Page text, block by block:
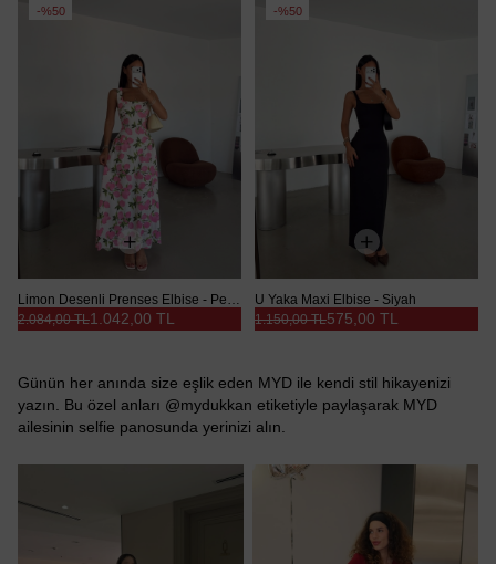
%50
Limon Desenli Prenses Elbise - Pembe
1.042,00 TL
2.084,00 TL
%50
U Yaka Maxi Elbise - Siyah
575,00 TL
1.150,00 TL
Günün her anında size eşlik eden MYD ile kendi stil hikayenizi
yazın. Bu özel anları @mydukkan etiketiyle paylaşarak MYD
ailesinin selfie panosunda yerinizi alın.